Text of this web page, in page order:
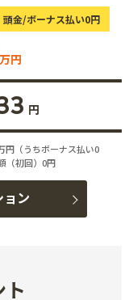
頭金/ボーナス払い0円
万円
円
円（うちボーナス払い0
（初回）0円
ン